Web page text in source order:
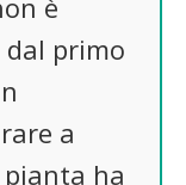
primo
a
ha